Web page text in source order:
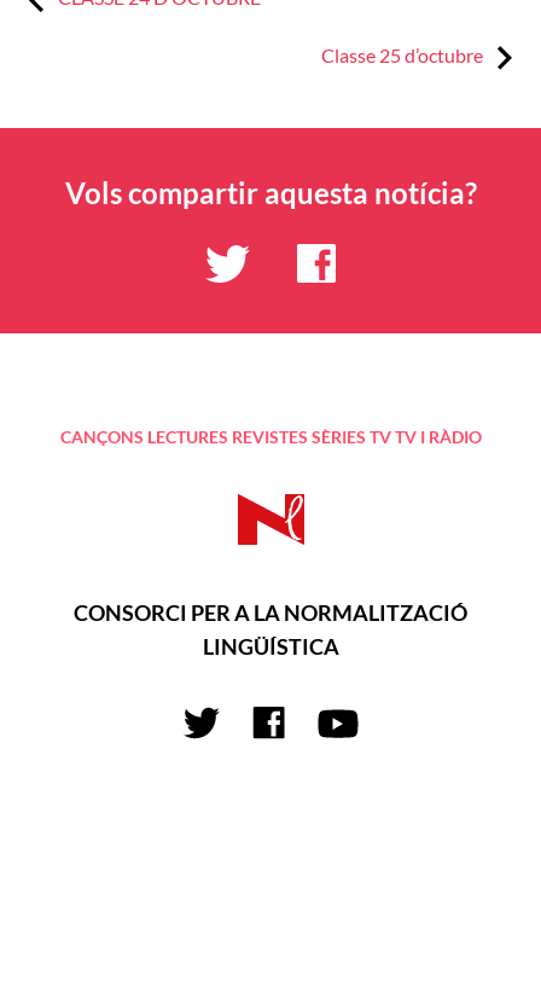
Next:
Classe 25 d’octubre
Vols compartir aquesta notícia?
CANÇONS LECTURES REVISTES SÈRIES TV TV I RÀDIO
CONSORCI PER A LA NORMALITZACIÓ
LINGÜÍSTICA